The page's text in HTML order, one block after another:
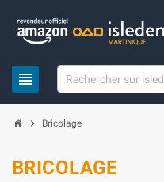
view_headline
chevron_right Bricolage
BRICOLAGE